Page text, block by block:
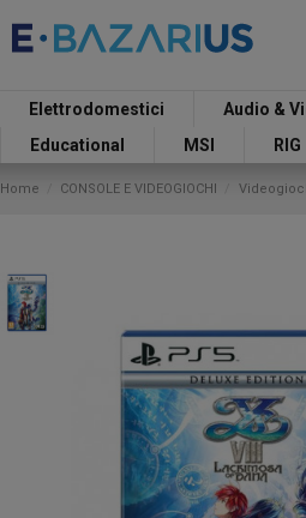
Elettrodomestici Audio &
Educational
MSI RIG
Home CONSOLE E VIDEOGIOCHI